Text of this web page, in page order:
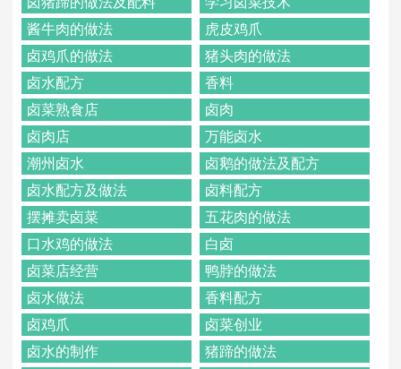
酱牛肉的做法
虎皮鸡爪
卤鸡爪的做法
猪头肉的做法
卤水配方
香料
卤菜熟食店
卤肉
卤肉店
万能卤水
潮州卤水
卤鹅的做法及配方
卤水配方及做法
卤料配方
摆摊卖卤菜
五花肉的做法
口水鸡的做法
白卤
卤菜店经营
鸭脖的做法
卤水做法
香料配方
卤鸡爪
卤菜创业
卤水的制作
猪蹄的做法